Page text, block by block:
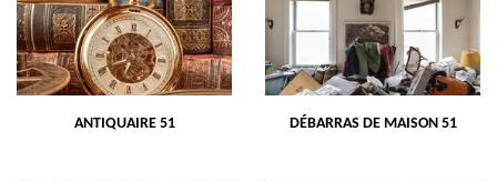
ANTIQUAIRE 51 DÉBARRAS DE MAISON 51